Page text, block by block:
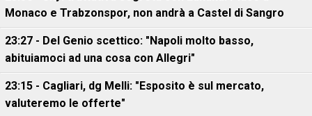
Monaco e Trabzonspor, non andrà a Castel di Sangro
23:27 - Del Genio scettico: "Napoli molto basso,
abituiamoci ad una cosa con Allegri"
23:15 - Cagliari, dg Melli: "Esposito è sul mercato,
valuteremo le offerte"